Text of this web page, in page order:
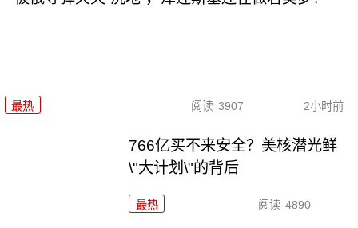
最热 阅读 3907 2小时前
766亿买不来安全？美核潜光鲜
\"大计划\"的背后
最热 阅读 4890